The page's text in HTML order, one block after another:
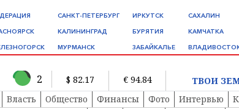
САНКТ-ПЕТЕРБУРГ
КАЛИНИНГРАД
МУРМАНСК
ИРКУТСК
БУРЯТИЯ
ЗАБАЙКАЛЬЕ
САХАЛИН
КАМЧАТКА
2 $ 82.17 € 94.84
ТВОИ
Власть Общество Финансы Фото Интервью